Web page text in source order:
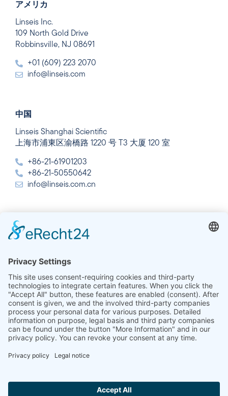
アメリカ
Linseis Inc.
109 North Gold Drive
Robbinsville, NJ 08691
+01 (609) 223 2070
info@linseis.com
中国
Linseis Shanghai Scientific
上海市浦東区渝橋路 1220 号 T3 大厦 120 室
+86-21-61901203
+86-21-50550642
info@linseis.com.cn
インド
Linseis Thermal Analysis India Pvt. Ltd.
Sector 23, Dwarka, 110077 New Delhi
+91-11-42883851
sales@linseis.in